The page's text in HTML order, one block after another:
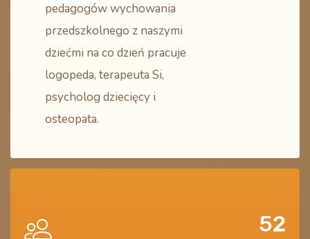
pedagogów wychowania
przedszkolnego z naszymi
dziećmi na co dzień pracuje
logopeda, terapeuta Si,
psycholog dziecięcy i
osteopata.
52